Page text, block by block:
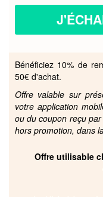
Bénéficiez 10% de
50€ d'achat.
Offre valable sur
votre application
ou du coupon reçu
hors promotion, dans
Offre utilisable